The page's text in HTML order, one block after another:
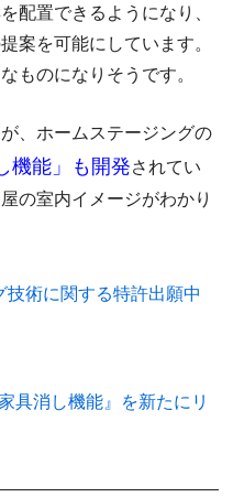
配置できるようになり、
案を可能にしています。
ものになりそうです。
、ホームステージングの
機能」も開発されてい
の室内イメージがわかり
術に関する特許出願中
具消し機能』を新たにリ